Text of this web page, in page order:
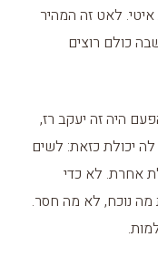
לאט זה המהיר
כולם רוצים
היה זה יעקב רז,
יכולת כזאת: לשים
אחרת. לא כדי
מה נוכח, לא מה חסר.